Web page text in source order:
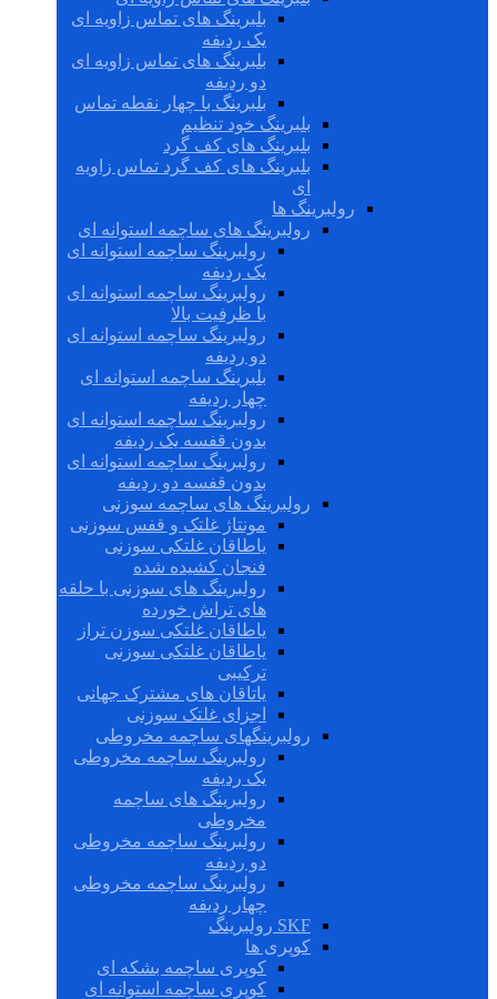
بلبرینگ های تماس زاویه ای
یک ردیفه
بلبرینگ های تماس زاویه ای
دو ردیفه
بلبرینگ با چهار نقطه تماس
بلبرینگ خود تنظیم
بلبرینگ های کف گرد
بلبرینگ های کف گرد تماس زاویه
ای
رولبرینگ ها
رولبرینگ های ساچمه استوانه ای
رولبرینگ ساچمه استوانه ای
یک ردیفه
رولبرینگ ساچمه استوانه ای
با ظرفیت بالا
رولبرینگ ساچمه استوانه ای
دو ردیفه
بلبرینگ ساچمه استوانه ای
چهار ردیفه
رولبرینگ ساچمه استوانه ای
بدون قفسه یک ردیفه
رولبرینگ ساچمه استوانه ای
بدون قفسه دو ردیفه
رولبرینگ های ساچمه سوزنی
مونتاژ غلتک و قفس سوزنی
یاطاقان غلتکی سوزنی
فنجان کشیده شده
رولبرینگ های سوزنی با حلقه
های تراش خورده
یاطاقان غلتکی سوزن تراز
یاطاقان غلتکی سوزنی
ترکیبی
یاتاقان های مشترک جهانی
اجزای غلتک سوزنی
رولبرینگهای ساچمه مخروطی
رولبرینگ ساچمه مخروطی
یک ردیفه
رولبرینگ های ساچمه
مخروطی
رولبرینگ ساچمه مخروطی
دو ردیفه
رولبرینگ ساچمه مخروطی
چهار ردیفه
SKF رولبرینگ
کوپری ها
کوپری ساچمه بشکه ای
کوپری ساچمه استوانه ای